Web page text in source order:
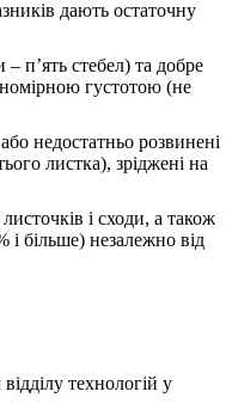
дають остаточну
п’ять стебел) та добре
густотою (не
недостатньо розвинені
листка), зріджені на
і сходи, а також
і більше) незалежно від
технологій у